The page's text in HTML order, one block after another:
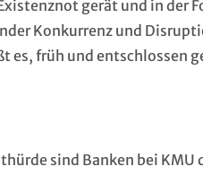
gerät und in der
Konkurrenz und
es, früh und entschlossen
sind Banken bei KMU